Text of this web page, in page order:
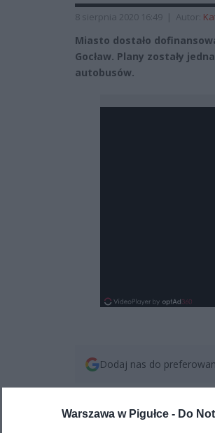
Warszawa w Pigułce - Do
8 sierpnia 2020 16:49 | Autor:
Miasto dostało
Gocław. Plany zostały
autobusów.
Dodaj nas do